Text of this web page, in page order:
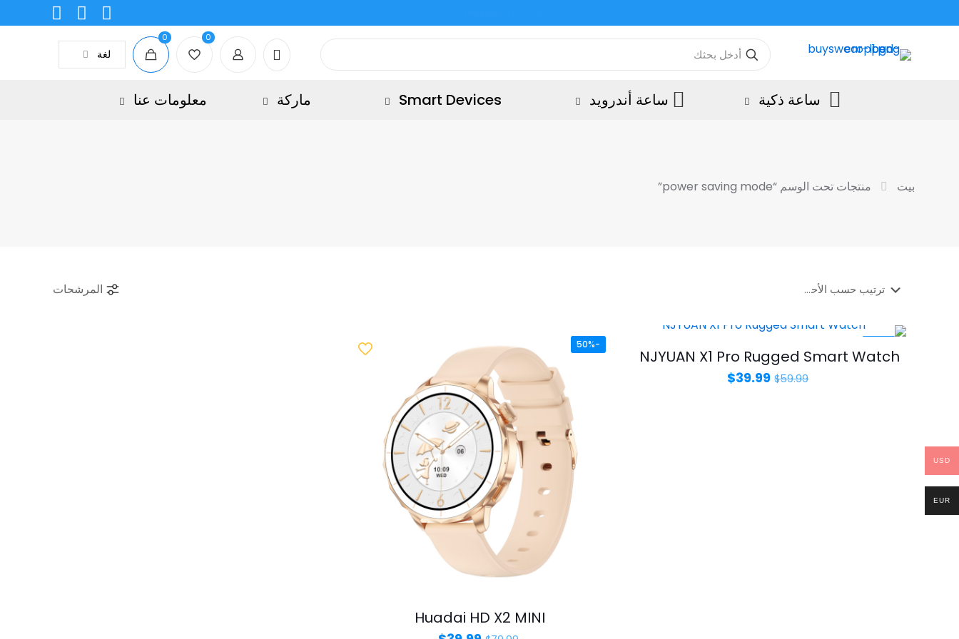
0
0
لغة
ساعة ذكية ساعة أندرويد Smart Devices ماركة معلومات عنا
بيت منتجات تحت الوسم “power saving mode”
المرشحات
NJYUAN X1 Pro Rugged Smart Watch
$59.99
السعر $39.99 السعر
-50%
Huadai HD X2 MINI
USD
EUR